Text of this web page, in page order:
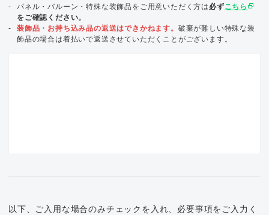
パネル・バルーン・特殊な装飾品をご用意いただく方は 必ずこちら select_window
をご確認ください。
装飾品・お持ち込み品の返送はできかねます。 破棄が難しい特殊な装
飾品の場合は着払いで返送させていただくことがございます。
以下、ご入用な場合のみチェックを入れ、必要事項をご入力く